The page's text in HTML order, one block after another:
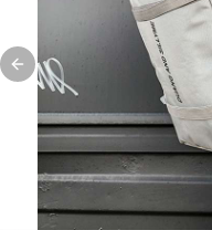
Previous slide